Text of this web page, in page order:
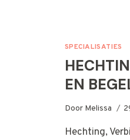
SPECIALISATIES
EN
Door Melissa
Hechting,